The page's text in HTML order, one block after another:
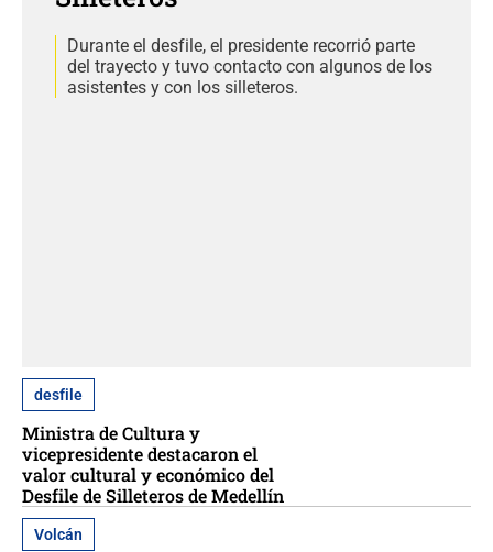
Durante el desfile, el presidente recorrió parte
del trayecto y tuvo contacto con algunos de los
asistentes y con los silleteros.
desfile
Ministra de Cultura y
vicepresidente destacaron el
valor cultural y económico del
Desfile de Silleteros de Medellín
Volcán